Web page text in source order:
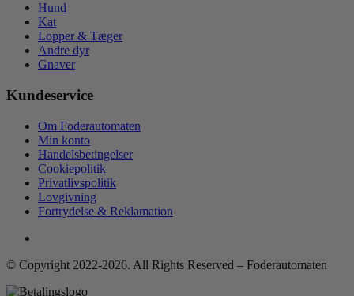
Hund
Kat
Lopper & Tæger
Andre dyr
Gnaver
Kundeservice
Om Foderautomaten
Min konto
Handelsbetingelser
Cookiepolitik
Privatlivspolitik
Lovgivning
Fortrydelse & Reklamation
© Copyright 2022-2026. All Rights Reserved – Foderautomaten